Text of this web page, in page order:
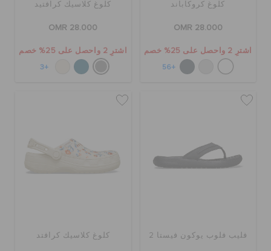
خدمة العملاء
كلوغ كروكاباند
OMR 28.000
اشترِ 2 واحصل على 25% خصم
+56
كلوغ كلاسيك كرافتيد
OMR 28.000
اشترِ 2 واحصل على 25% خصم
+3
فليب فلوب يوكون فيستا 2 كلوغ كلاسيك كرافتد